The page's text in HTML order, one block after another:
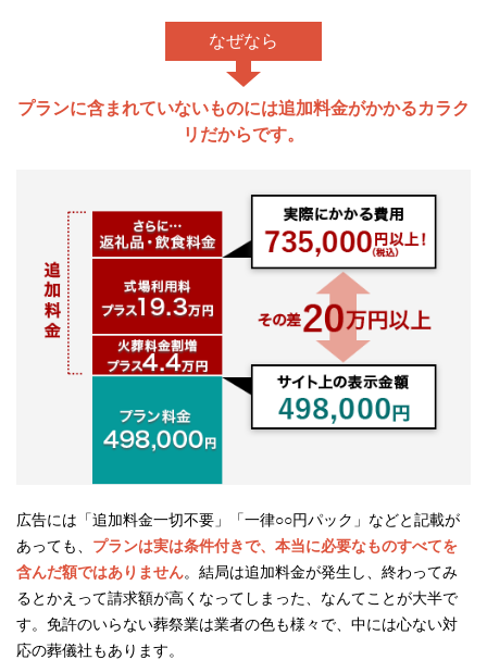
なぜなら
プランに含まれていないものには追加料金がかかるカラク
リだからです。
広告には「追加料金一切不要」「一律○○円パック」などと記載が
あっても、 プランは実は条件付きで、本当に必要なものすべてを
含んだ額ではありません。結局は追加料金が発生し、終わってみ
るとかえって請求額が高くなってしまった、なんてことが大半で
す。免許のいらない葬祭業は業者の色も様々で、中には心ない対
応の葬儀社もあります。